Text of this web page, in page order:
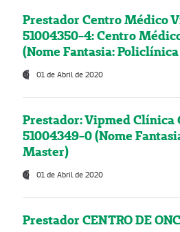
Prestador Centro Médico
51004350-4: Centro
(Nome Fantasia:
01 de Abril de 2020
Prestador: Vipmed Clínica
51004349-0 (Nome
Master)
01 de Abril de 2020
Prestador CENTRO DE